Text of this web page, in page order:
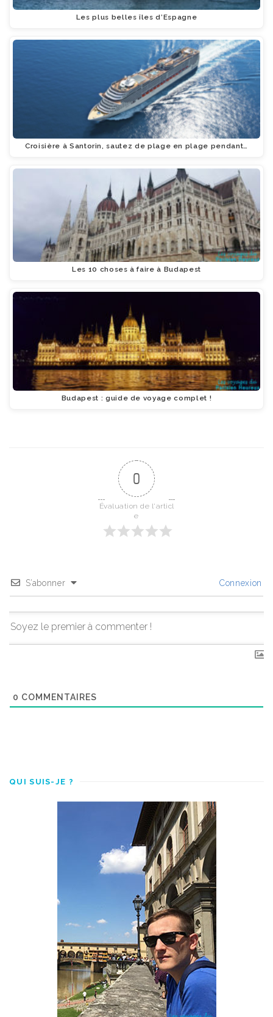
Les plus belles îles d’Espagne
Croisière à Santorin, sautez de plage en plage pendant…
Les 10 choses à faire à Budapest
Budapest : guide de voyage complet !
0
Évaluation de l'articl
e
S’abonner Connexion
0 COMMENTAIRES
QUI SUIS-JE ?